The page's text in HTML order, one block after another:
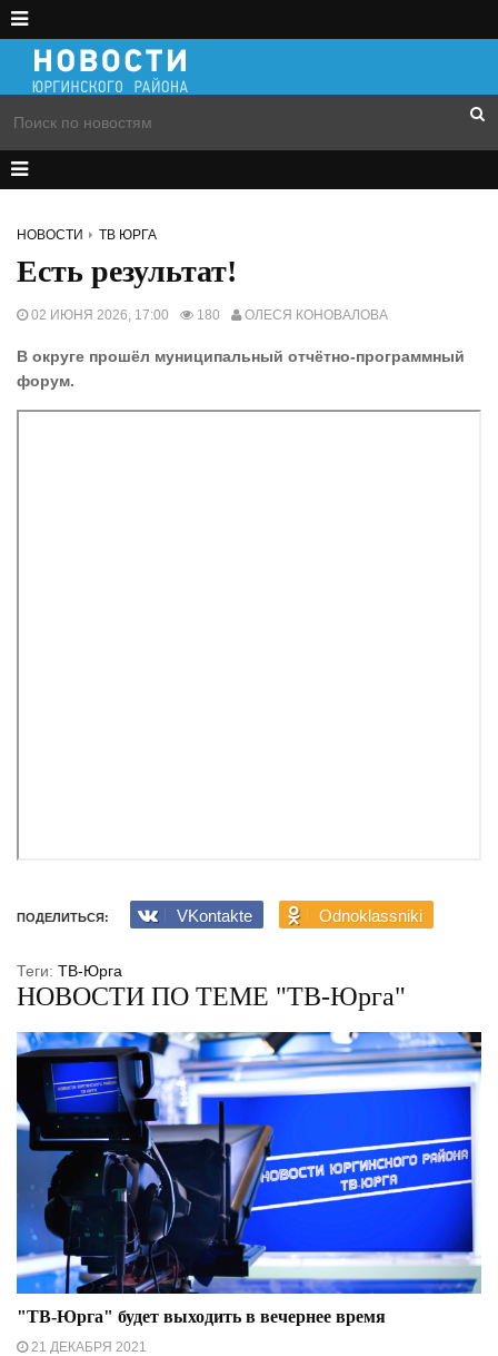
НОВОСТИ ТВ ЮРГА
Есть результат!
02 ИЮНЯ 2026, 17:00 180 ОЛЕСЯ КОНОВАЛОВА
В округе прошёл муниципальный отчётно-программный
форум.
ПОДЕЛИТЬСЯ: VKontakte Odnoklassniki
Теги: ТВ-Юрга
НОВОСТИ ПО ТЕМЕ "ТВ-Юрга"
"ТВ-Юрга" будет выходить в вечернее время
21 ДЕКАБРЯ 2021